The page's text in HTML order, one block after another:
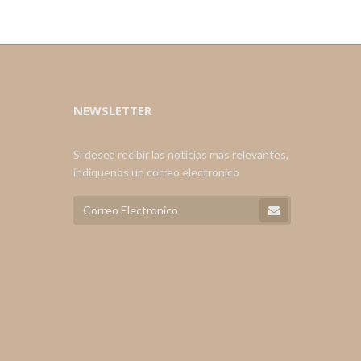
NEWSLETTER
Si desea recibir las noticias mas relevantes,
indiquenos un correo electronico